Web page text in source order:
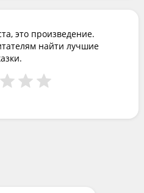
это произведение.
найти лучшие